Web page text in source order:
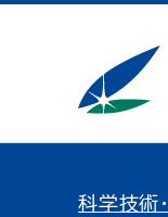
科学技術